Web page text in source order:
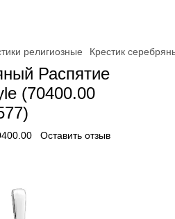
религиозные Крестик
Распятие
(70400.00
Оставить отзыв